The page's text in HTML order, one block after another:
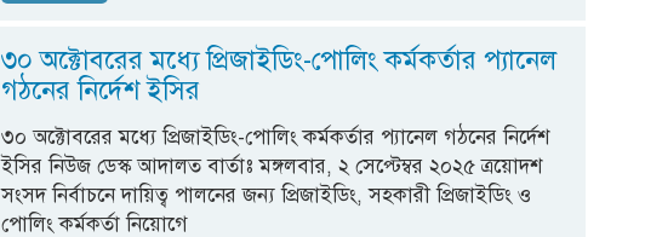
৩০ অক্টোবরের মধ্যে প্রিজাইডিং-পোলিং কর্মকর্তার প্যানেল
গঠনের নির্দেশ ইসির
৩০ অক্টোবরের মধ্যে প্রিজাইডিং-পোলিং কর্মকর্তার প্যানেল গঠনের নির্দেশ
ইসির নিউজ ডেস্ক আদালত বার্তাঃ মঙ্গলবার, ২ সেপ্টেম্বর ২০২৫ ত্রয়োদশ
সংসদ নির্বাচনে দায়িত্ব পালনের জন্য প্রিজাইডিং, সহকারী প্রিজাইডিং ও
পোলিং কর্মকর্তা নিয়োগে